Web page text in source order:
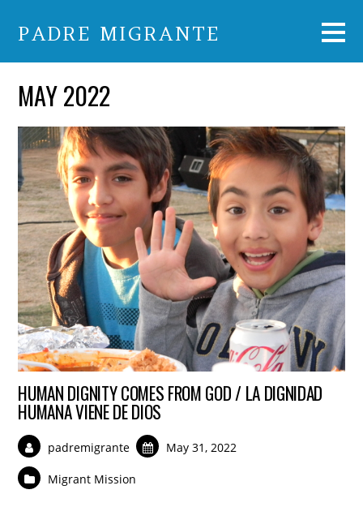
PADRE MIGRANTE
MAY 2022
HUMAN DIGNITY COMES FROM GOD / LA DIGNIDAD
HUMANA VIENE DE DIOS
padremigrante May 31, 2022
Migrant Mission